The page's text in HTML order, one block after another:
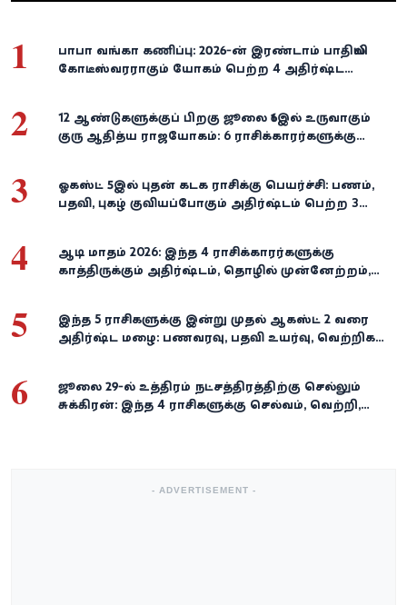
1
பாபா வங்கா கணிப்பு: 2026-ன் இரண்டாம் பாதியில்
கோடீஸ்வரராகும் யோகம் பெற்ற 4 அதிர்ஷ்ட
2
12 ஆண்டுகளுக்குப் பிறகு ஜூலை 16இல் உருவாகும்
குரு ஆதித்ய ராஜயோகம்: 6 ராசிக்காரர்களுக்கு
3
ஓகஸ்ட் 5இல் புதன் கடக ராசிக்கு பெயர்ச்சி: பணம்,
பதவி, புகழ் குவியப்போகும் அதிர்ஷ்டம் பெற்ற 3
4
ஆடி மாதம் 2026: இந்த 4 ராசிக்காரர்களுக்கு
காத்திருக்கும் அதிர்ஷ்டம், தொழில் முன்னேற்றம்,
5
இந்த 5 ராசிகளுக்கு இன்று முதல் ஆகஸ்ட் 2 வரை
அதிர்ஷ்ட மழை: பணவரவு, பதவி உயர்வு, வெற்றிகள்
6
ஜூலை 29-ல் உத்திரம் நட்சத்திரத்திற்கு செல்லும்
சுக்கிரன்: இந்த 4 ராசிகளுக்கு செல்வம், வெற்றி,
- ADVERTISEMENT -